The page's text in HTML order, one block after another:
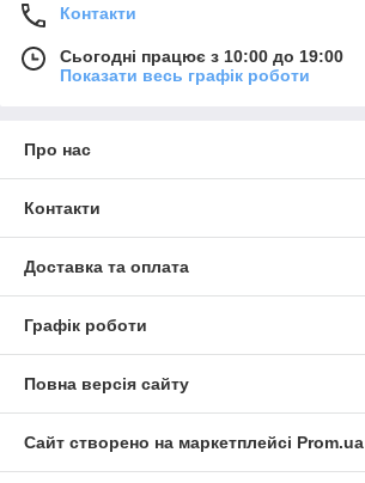
Контакти
Сьогодні працює з 10:00 до 19:00
Показати весь графік роботи
Про нас
Контакти
Доставка та оплата
Графік роботи
Повна версія сайту
Сайт створено на маркетплейсі Prom.ua